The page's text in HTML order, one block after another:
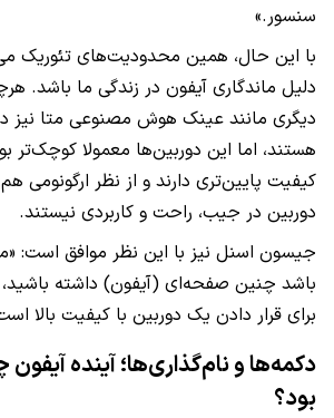
سنسور.»
با این حال، همین محدودیت‌های تئوریک
دلیل ماندگاری آیفون در زندگی ما باشد.
دیگری مانند عینک هوش مصنوعی متا نیز
هستند، اما این دوربین‌ها معمولا کوچک‌تر
کیفیت پایین‌تری دارند و از نظر ارگونومی
دوربین در جیب، راحت و کاربردی نیستند.
جیسون اسنل نیز با این نظر موافق است:
باشد چنین صفحه‌ای (آیفون) داشته
برای قرار دادن یک دوربین با کیفیت بالا
دکمه‌ها و نام‌‌گذاری‌ها؛ آینده
بود؟